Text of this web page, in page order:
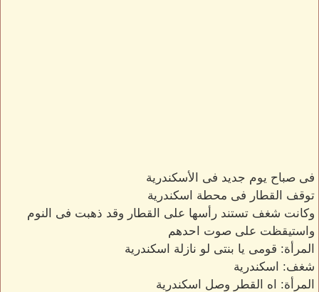
فى صباح يوم جديد فى الأسكندرية
توقف القطار فى محطة اسكندرية
وكانت شغف تستند رأسها على القطار وقد ذهبت فى النوم
واستيقظت على صوت احدهم
المرأة: قومى يا بنتى لو نازلة اسكندرية
شغف: اسكندرية
المرأة: اه القطر وصل اسكندرية